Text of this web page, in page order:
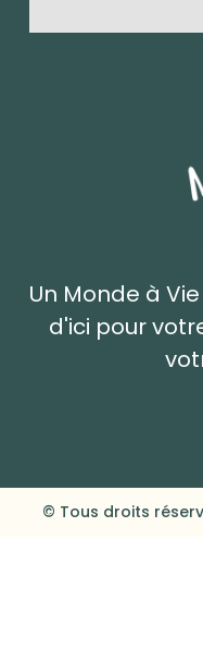
Un Monde à
d'ici pour
© Tous droits